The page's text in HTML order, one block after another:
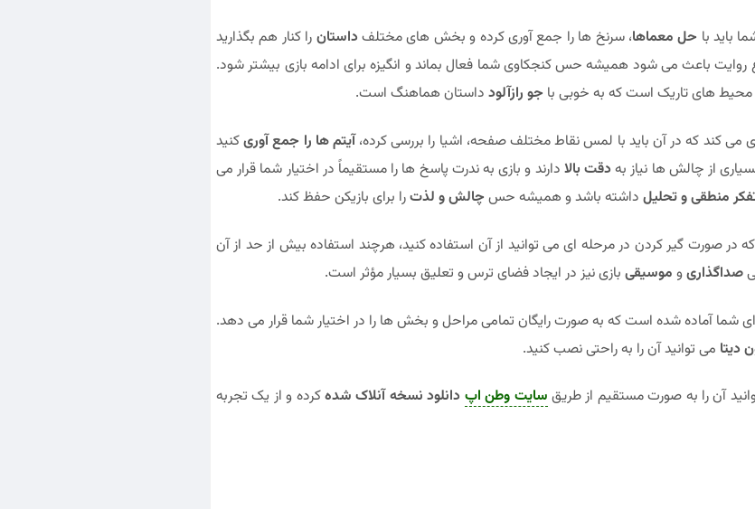
باید با حل معماها، سرنخ ها را جمع آوری کرده و بخش های مختلف داستان را کنار هم بگذارید
روایت باعث می شود همیشه حس کنجکاوی شما فعال بماند و انگیزه برای ادامه بازی بیشتر شود.
های تاریک است که به خوبی با جو رازآلود داستان هماهنگ است.
می کند که در آن باید با لمس نقاط مختلف صفحه، اشیا را بررسی کرده،آیتم ها را جمع آوریکنید
از چالش ها نیاز به دقت بالا دارند و بازی به ندرت پاسخ ها را مستقیماً در اختیار شما قرار می
منطقی و تحلیل داشته باشد و همیشه حس چالش و لذترا برای بازیکن حفظ کند.
در صورت گیر کردن در مرحله ای می توانید از آن استفاده کنید، هرچند استفاده بیش از حد از آن
صداگذاریو موسیقی بازی نیز در ایجاد فضای ترس و تعلیق بسیار مؤثر است.
شما آماده شده است که به صورت رایگان تمامی مراحل و بخش ها را در اختیار شما قرار می دهد.
دیتا می توانید آن را به راحتی نصب کنید.
آن را به صورت مستقیم از طریق سایت وطن اپ دانلود نسخه آنلاک شدهکرده و از یک تجربه